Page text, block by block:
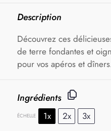
Description
Découvrez ces
de terre fondantes et
pour vos apéros et
Ingrédients
ÉCHELLE 1x 2x 3x